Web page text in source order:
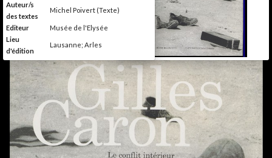
Auteur/s
des textes
Michel Poivert (Texte)
Editeur
Musée de l'Elysée
Lieu
d'édition
Lausanne; Arles
Date
d'édition
2013
Information
édition
Publié à l'occasion de
l'exposition : "Gilles Caron : le
conflit intérieur", Musée de
l'Élysée, 30 janvier - 12 mai 2013
Catégorie
Monographie
Type de
reliure
Broché